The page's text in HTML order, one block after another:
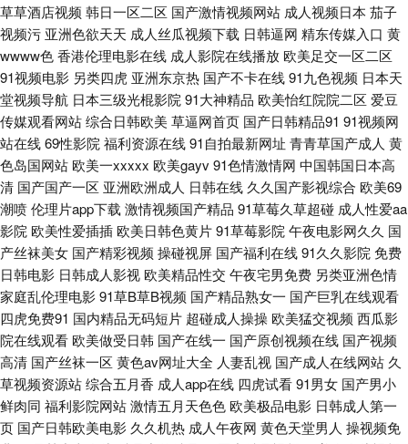
院 男人午夜剧场AB 网站黄免费 亚洲色图私拍91 97超碰97 成人小视频APP
激情色色AV网 另类欧美性爱 人人操人人爽 五月天二区 在线观看国产成年
www91视频 东方四虎 国产精品自拍官网 久草免费网站 青娱乐91超碰 97视
频在线 玖玖视频久久 天堂网AV手机版 在线肛交 99有免费精品 福利社禁片
韩国有码专区 久热大香蕉 欧美另类TS伪娘 无码福利社 91免费小视频 俺去
也激情文学 国产超碰97 日韩色情AV导航 91豆花tv a片另类 大香蕉久草 国产
特级直播 久久大香蕉 青青影院学生妹 无码破解无码破解 伊人久久黑料 91全
部免费观看 超碰91在线观看 国产精品电影大全 九一在线 国产浮力 含羞草av
社区 超碰人草色欲 综合淫网 成人品人妻久久 国产香蕉99 日韩操逼片 五月
香蕉91 一本色导航 国产91黑料视频 欧美激eyy 人妻激情性爱小说 91香蕉嫩
草草酒店视频 韩日一区二区 国产激情视频网站 成人视频日本 茄子
视频污 亚洲色欲天天 成人丝瓜视频下载 日韩逼网 精东传媒入口 黄
wwww色香港伦理电影在线 成人影院在线播放 欧美足交一区二区
91视频电影 另类四虎 亚洲东京热 国产不卡在线91九色视频 日本天
堂视频导航 日本三级光棍影院 91大神精品 欧美怡红院院二区 爱豆
传媒观看网站综合日韩欧美草逼网首页 国产日韩精品91 91视频网
站在线69性影院 福利资源在线91自拍最新网址 青青草国产成人 黄
色岛国网站 欧美一xxxxx 欧美gayv91色情激情网 中国韩国日本高
清 国产国产一区 亚洲欧洲成人 日韩在线 久久国产影视综合 欧美69
潮喷伦理片app下载 激情视频国产精品 91草莓久草超碰 成人性爱aa
影院 欧美性爱插插 欧美日韩色黄片91草莓影院 午夜电影网久久 国
产丝袜美女 国产精彩视频 操碰视屏 国产福利在线91久久影院 免费
日韩电影 日韩成人影视 欧美精品性交 午夜宅男免费 另类亚洲色情
家庭乱伦理电影91草B草B视频 国产精品熟女一 国产巨乳在线观看
四虎免费91 国内精品无码短片 超碰成人操操 欧美猛交视频 西瓜影
院在线观看 欧美做受日韩 国产在线一 国产原创视频在线 国产视频
高清 国产丝袜一区 黄色av网址大全 人妻乱视 国产成人在线网站 久
草视频资源站综合五月香 成人app在线 四虎试看91男女 国产男小
鲜肉同 福利影院网站激情五月天色色 欧美极品电影 日韩成人第一
页 国产日韩欧美电影 久久机热 成人午夜网 黄色天堂男人 操视频免